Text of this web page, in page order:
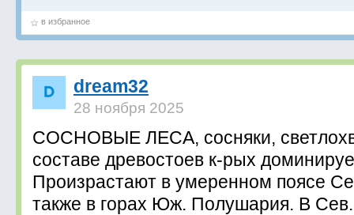
в избранное
dream32
28 ноября 2025
СОСНОВЫЕ ЛЕСА, сосняки,
составе древостоев к-рых
Произрастают в умеренном поясе
также в горах Юж. Полушария. В